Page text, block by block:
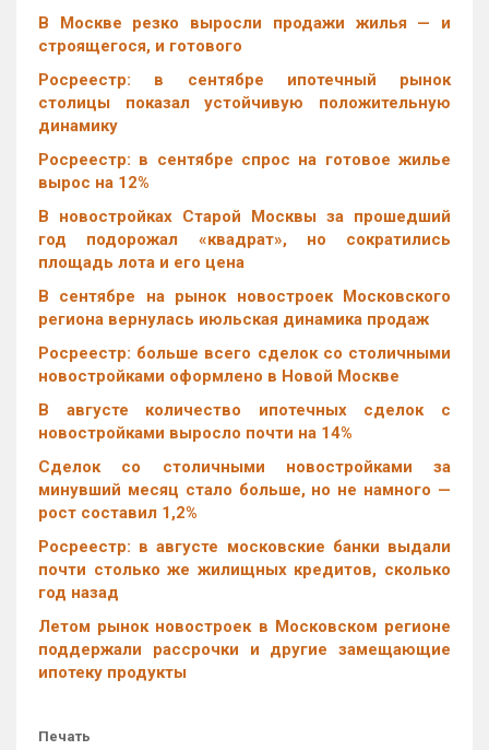
В Москве резко выросли продажи жилья — и
строящегося, и готового
Росреестр: в сентябре ипотечный рынок
столицы показал устойчивую положительную
динамику
Росреестр: в сентябре спрос на готовое жилье
вырос на 12%
В новостройках Старой Москвы за прошедший
год подорожал «квадрат», но сократились
площадь лота и его цена
В сентябре на рынок новостроек Московского
региона вернулась июльская динамика продаж
Росреестр: больше всего сделок со столичными
новостройками оформлено в Новой Москве
В августе количество ипотечных сделок с
новостройками выросло почти на 14%
Cделок со столичными новостройками за
минувший месяц стало больше, но не намного —
рост составил 1,2%
Росреестр: в августе московские банки выдали
почти столько же жилищных кредитов, сколько
год назад
Летом рынок новостроек в Московском регионе
поддержали рассрочки и другие замещающие
ипотеку продукты
Печать